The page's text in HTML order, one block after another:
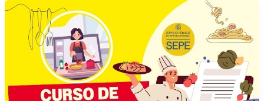
Curso
de
Cocina
Avanzada
en
el
SEPE